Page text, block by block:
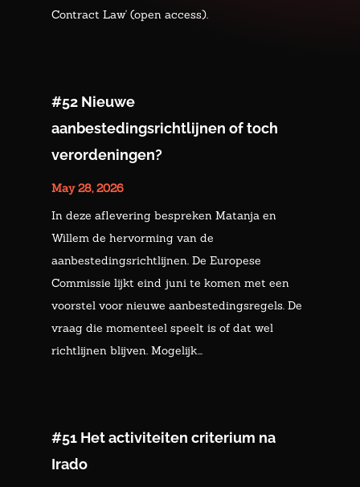
Contract Law' (open access).
#52 Nieuwe
aanbestedingsrichtlijnen of toch
verordeningen?
May 28, 2026
In deze aflevering bespreken Matanja en
Willem de hervorming van de
aanbestedingsrichtlijnen. De Europese
Commissie lijkt eind juni te komen met een
voorstel voor nieuwe aanbestedingsregels. De
vraag die momenteel speelt is of dat wel
richtlijnen blijven. Mogelijk...
#51 Het activiteiten criterium na
Irado